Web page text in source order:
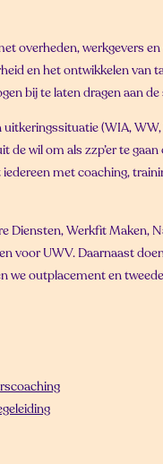
overheden, werkgevers
en het ontwikkelen van
bij te laten dragen aan
(WIA,
de wil om als zzp’er te
met coaching,
Diensten, Werkfit Maken,
voor UWV. Daarnaast
we outplacement en